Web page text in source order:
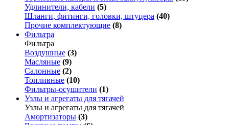
Удлинители, кабели (5)
Шланги, фитинги, головки, штуцера (40)
Прочие комплектующие (8)
Фильтра
Фильтра
Воздушные (3)
Масляные (9)
Салонные (2)
Топливные (10)
Фильтры-осушители (1)
Узлы и агрегаты для тягачей
Узлы и агрегаты для тягачей
Амортизаторы (3)